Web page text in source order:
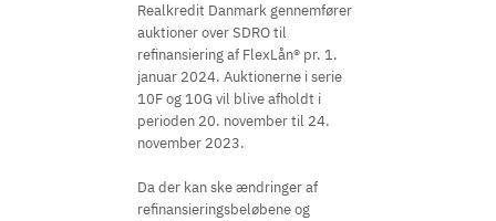
Realkredit Danmark gennemfører
auktioner over SDRO til
refinansiering af FlexLån® pr. 1.
januar 2024. Auktionerne i serie
10F og 10G vil blive afholdt i
perioden 20. november til 24.
november 2023.
Da der kan ske ændringer af
refinansieringsbeløbene og